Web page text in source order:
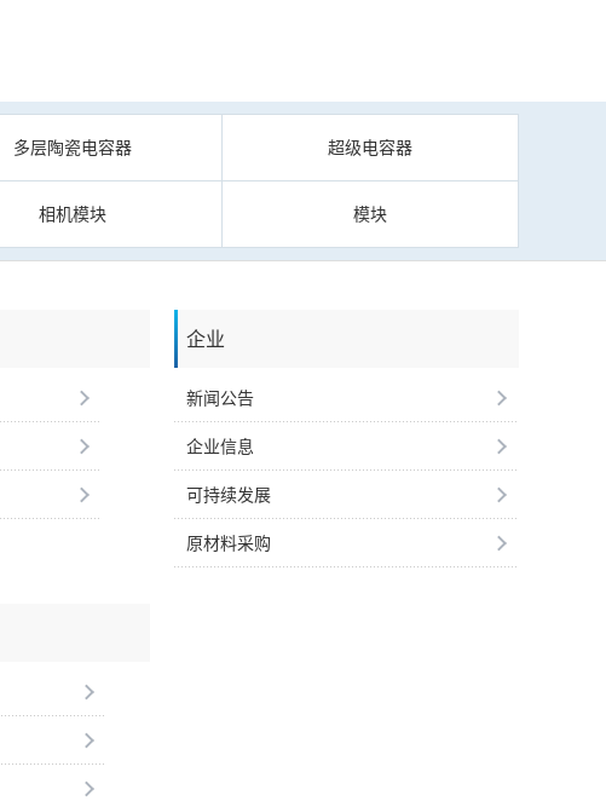
多层陶瓷电容器 超级电容器
相机模块 模块
企业
新闻公告
企业信息
可持续发展
原材料采购